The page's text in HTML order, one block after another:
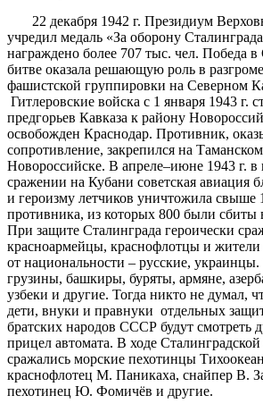
22 декабря 1942 г. Президиум
учредил медаль «За оборону
награждено более 707 тыс. чел. Победа в
битве оказала решающую роль в
фашистской группировки на Северном
Гитлеровские войска с 1 января 1943 г.
предгорьев Кавказа к району
освобожден Краснодар. Противник,
сопротивление, закрепился на
Новороссийске. В апреле–июне 1943 г.
сражении на Кубани советская авиация
и героизму летчиков уничтожила свыше
противника, из которых 800 были
При защите Сталинграда героически
красноармейцы, краснофлотцы и жители
от национальности – русские, украинцы.
грузины, башкиры, буряты, армяне,
узбеки и другие. Тогда никто не думал,
дети, внуки и правнуки отдельных
братских народов СССР будут смотреть
прицел автомата. В ходе
сражались морские пехотинцы
краснофлотец М. Паникаха, снайпер В.
пехотинец Ю. Фомичёв и другие.